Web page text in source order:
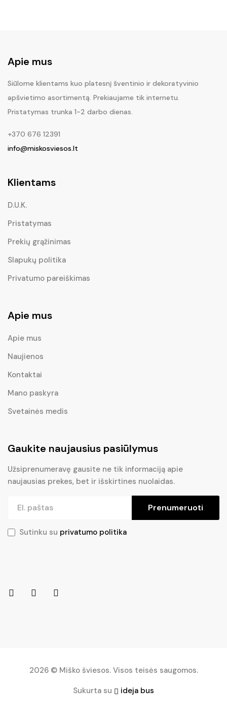
Apie mus
Siūlome klientams kuo platesnį šventinio ir dekoratyvinio
apšvietimo asortimentą. Prekiaujame tik internetu.
Pristatymas trunka 1-2 darbo dienas.
+370 676 12391
info@miskosviesos.lt
Klientams
D.U.K.
Pristatymas
Prekių grąžinimas
Slapukų politika
Privatumo pareiškimas
Apie mus
Apie mus
Naujienos
Kontaktai
Mano paskyra
Svetainės medis
Gaukite naujausius pasiūlymus
Užsiprenumeravę gausite ne tik informaciją apie
naujausias prekes, bet ir išskirtines nuolaidas.
Prenumeruoti
Sutinku su privatumo politika
2026 © Miško šviesos. Visos teisės saugomos.
Sukurta su
ideja bus